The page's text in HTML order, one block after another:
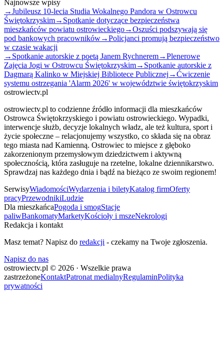
Najnowsze wpisy
→Jubileusz 10-lecia Studia Wokalnego Pandora w Ostrowcu
Świętokrzyskim→ Spotkanie dotyczące bezpieczeństwa
mieszkańców powiatu ostrowieckiego→Oszuści podszywają się
pod bankowych pracowników→Policjanci promują bezpieczeństwo
w czasie wakacji
→ Spotkanie autorskie z poetą Janem Rychnerem→Plenerowe
Zajęcia Jogi w Ostrowcu Świętokrzyskim→ Spotkanie autorskie z
Dagmarą Kalinko w Miejskiej Bibliotece Publicznej →Ćwiczenie
systemu ostrzegania 'Alarm 2026' w województwie świętokrzyskim
ostrowiectv.pl
ostrowiectv.pl to codzienne źródło informacji dla mieszkańców
Ostrowca Świętokrzyskiego i powiatu ostrowieckiego. Wypadki,
interwencje służb, decyzje lokalnych władz, ale też kultura, sport i
życie społeczne – relacjonujemy wszystko, co składa się na obraz
tego miasta nad Kamienną. Ostrowiec to miejsce z głęboko
zakorzenionym przemysłowym dziedzictwem i aktywną
społecznością, która zasługuje na rzetelne, lokalne dziennikarstwo.
Sprawdzaj nas każdego dnia i bądź na bieżąco ze swoim regionem!
SerwisyWiadomościWydarzenia i biletyKatalog firmOferty
pracyPrzewodnikiLudzie
Dla mieszkańcaPogoda i smogStacje
paliwBankomatyMarketyKościoły i mszeNekrologi
Redakcja i kontakt
Masz temat? Napisz do redakcji - czekamy na Twoje zgłoszenia.
Napisz do nas
ostrowiectv.pl © 2026 · Wszelkie prawa
zastrzeżoneKontaktPatronat medialnyRegulaminPolityka
prywatności